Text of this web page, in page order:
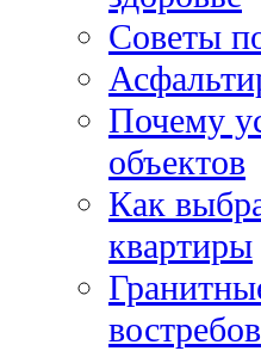
Советы
Почему
объектов
Как
квартиры